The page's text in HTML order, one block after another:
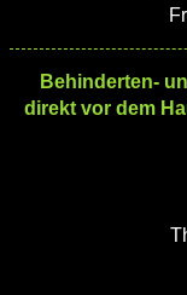
Behinderten-
direkt vor dem